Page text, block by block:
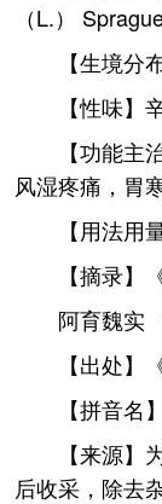
（L.）
【生境分
【性味】
【功能
风湿疼痛，胃
【用法用
【摘录】
阿育魏实
【出处】
【拼音名
【来源
后收采，除去